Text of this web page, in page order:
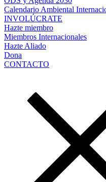
Calendario Ambiental
INVOLÚCRATE
Hazte miembro
Miembros Internacionales
Hazte Aliado
Dona
CONTACTO